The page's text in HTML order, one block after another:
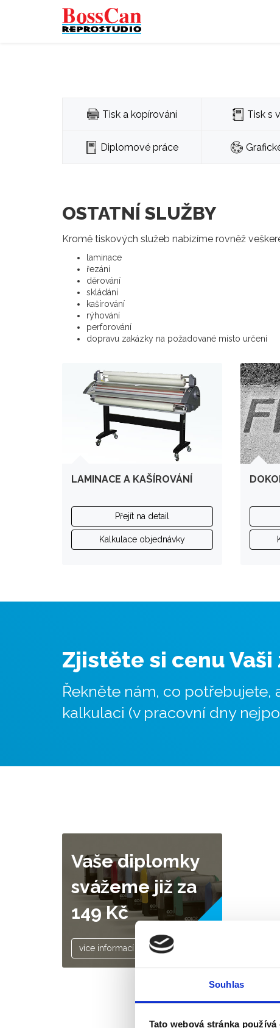
Souhlas
Tato webová stránka používá
Tisk a kopírování Tisk s
Diplomové práce
OSTATNÍ SLUŽBY
Kromě tiskových služeb nabízíme rovněž
laminace
řezání
děrování
skládání
kašírování
rýhování
perforování
dopravu zakázky na požadované místo určení
LAMINACE A KAŠÍROVÁNÍ
Přejít na detail
Kalkulace objednávky
Zjistěte si cenu Vaši
Řekněte nám, co
kalkulaci (v pracovní dny
Vaše diplomky
svážeme již za
149 Kč
více informací